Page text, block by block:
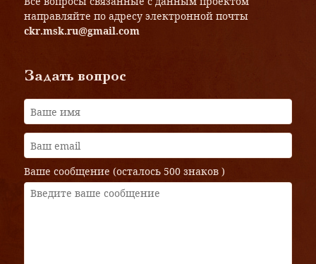
направляйте по адресу электронной почты
ckr.msk.ru@gmail.com
Задать вопрос
Ваше сообщение (осталось 500 знаков )